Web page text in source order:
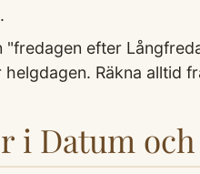
"fredagen efter
Räkna alltid
i Datum